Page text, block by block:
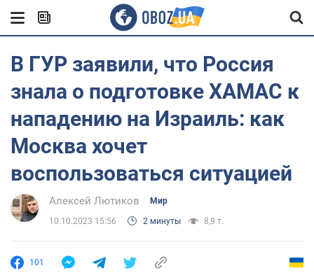
В ГУР заявили, что Россия
знала о подготовке ХАМАС к
нападению на Израиль: как
Москва хочет
воспользоваться ситуацией
Алексей Лютиков Мир
10.10.2023 15:56 2 минуты 8,9 т.
101